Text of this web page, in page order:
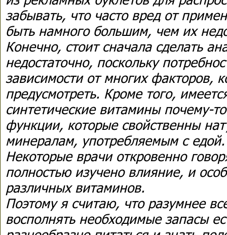
забывать, что часто вред от
быть намного большим, чем их
Конечно, стоит сначала сделать
недостаточно, поскольку
зависимости от многих факторов,
предусмотреть. Кроме того,
синтетические витамины почему-
функции, которые свойственны
минералам, употребляемым с едой.
Некоторые врачи откровенно
полностью изучено влияние, и
различных витаминов.
Поэтому я считаю, что разумнее
восполнять необходимые запасы